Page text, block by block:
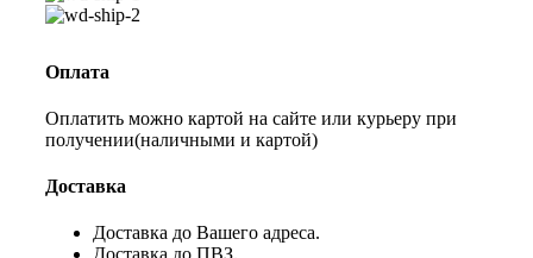
Оплата
Оплатить можно картой на сайте или курьеру при
получении(наличными и картой)
Доставка
Доставка до Вашего адреса.